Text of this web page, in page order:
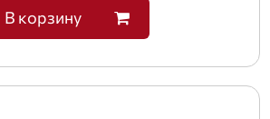
В корзину